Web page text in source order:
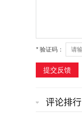
评论排行